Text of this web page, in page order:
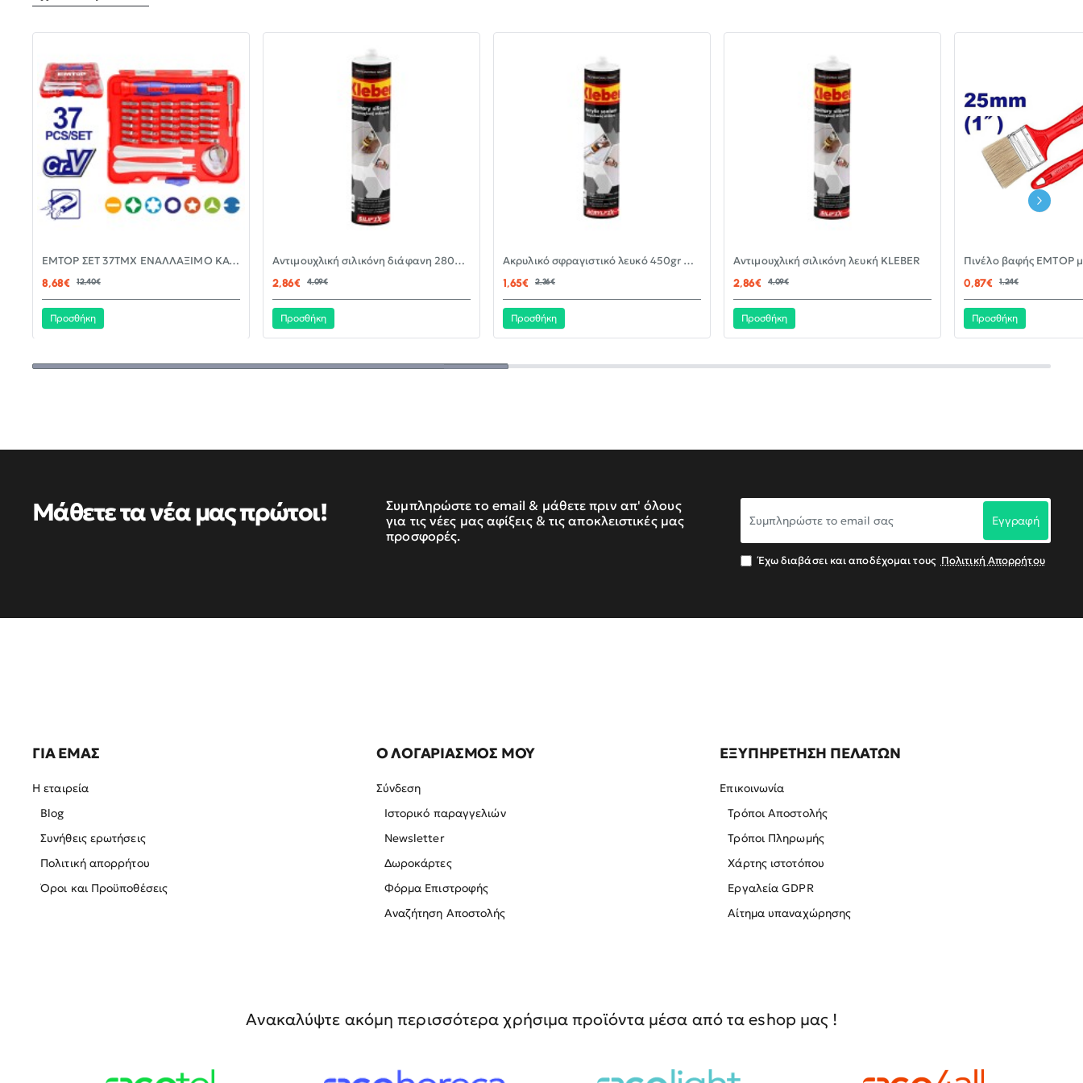
-30%EMTOP ΣΕΤ 37ΤΜΧ ΕΝΑΛΛΑΞΙΜΟ ΚΑΤΣΑΒΙΔΙ ΜΕ ΜΥΤΕΣ EBST03702
8,68€
12,40€
Προσθήκη
-30%Αντιμουχλική σιλικόνη διάφανη 280ml KLEBER
2,86€
4,09€
Προσθήκη
-30%Ακρυλικό σφραγιστικό λευκό 450gr KLEBER
1,65€
2,36€
Προσθήκη
-30%
Αντιμουχλική σιλικόνη λευκή KLEBER
2,86€
4,09€
Προσθήκη
0,87€ 1,24€
Προσθήκη
Μάθετε τα νέα μας πρώτοι!
Συμπληρώστε το email & μάθετε πριν απ' όλους
για τις νέες μας αφίξεις & τις αποκλειστικές μας
προσφορές.
το
σας
Εγγραφή
Έχω διαβάσει και αποδέχομαι τους Πολιτική Απορρήτου
ΓΙΑ ΕΜΑΣ
Η εταιρεία
Blog
Συνήθεις ερωτήσεις
Πολιτική απορρήτου
Όροι και Προϋποθέσεις
Ο ΛΟΓΑΡΙΑΣΜΟΣ ΜΟΥ
Σύνδεση
Ιστορικό παραγγελιών
Newsletter
Δωροκάρτες
Φόρμα Επιστροφής
Αναζήτηση Αποστολής
ΕΞΥΠΗΡΕΤΗΣΗ ΠΕΛΑΤΩΝ
Επικοινωνία
Τρόποι Αποστολής
Τρόποι Πληρωμής
Χάρτης ιστοτόπου
Εργαλεία GDPR
Αίτημα υπαναχώρησης
Ανακαλύψτε ακόμη περισσότερα χρήσιμα προϊόντα μέσα από τα eshop μας !